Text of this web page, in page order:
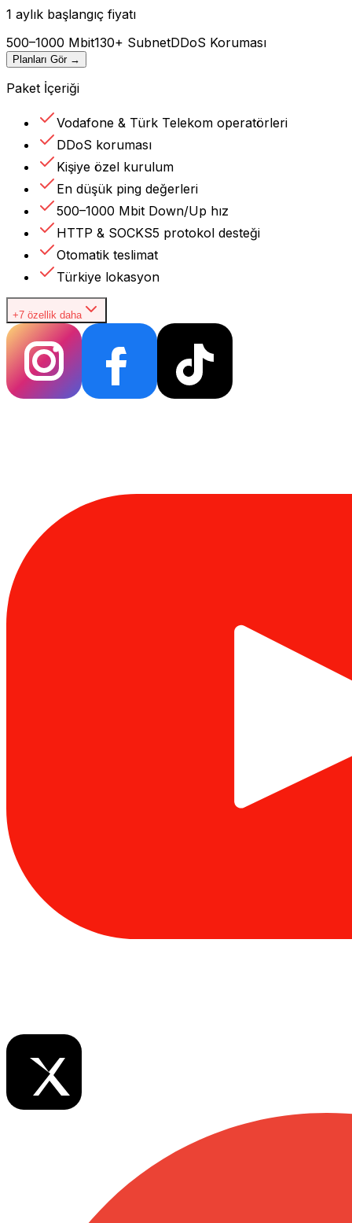
1 aylık başlangıç fiyatı
500–1000 Mbit130+ SubnetDDoS Koruması
Planları Gör →
Paket İçeriği
Vodafone & Türk Telekom operatörleri
DDoS koruması
Kişiye özel kurulum
En düşük ping değerleri
500–1000 Mbit Down/Up hız
HTTP & SOCKS5 protokol desteği
Otomatik teslimat
Türkiye lokasyon
+7 özellik daha